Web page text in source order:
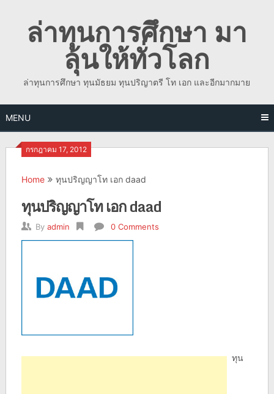
contentล่าทุนการศึกษา มา
ลุ้นให้ทั่วโลก
ล่าทุนการศึกษา ทุนมัธยม ทุนปริญาตรี โท เอก และอีกมากมาย
MENU
กรกฎาคม 17, 2012
Home ทุนปริญญาโท เอก daad
ทุนปริญญาโท เอก daad
By admin 0 Comments
ทุน